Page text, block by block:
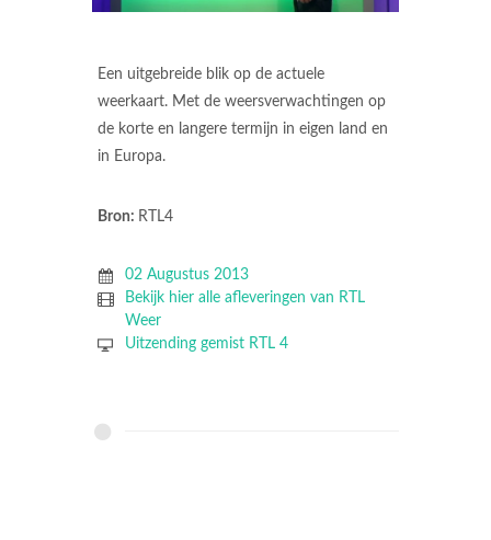
Een uitgebreide blik op de actuele
weerkaart. Met de weersverwachtingen op
de korte en langere termijn in eigen land en
in Europa.
Bron: RTL4
02 Augustus 2013
Bekijk hier alle afleveringen van RTL
Weer
Uitzending gemist RTL 4